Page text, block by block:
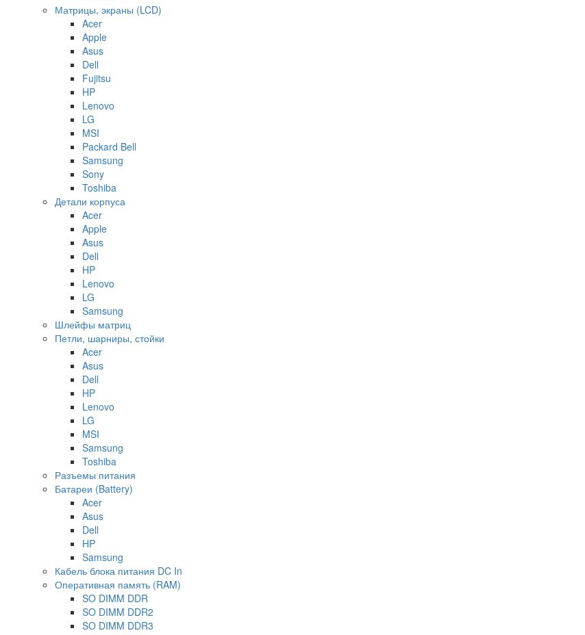
Матрицы, экраны (LCD)
Acer
Apple
Asus
Dell
Fujitsu
HP
Lenovo
LG
MSI
Packard Bell
Samsung
Sony
Toshiba
Детали корпуса
Acer
Apple
Asus
Dell
HP
Lenovo
LG
Samsung
Шлейфы матриц
Петли, шарниры, стойки
Acer
Asus
Dell
HP
Lenovo
LG
MSI
Samsung
Toshiba
Разъемы питания
Батареи (Battery)
Acer
Asus
Dell
HP
Samsung
Кабель блока питания DC In
Оперативная память (RAM)
SO DIMM DDR
SO DIMM DDR2
SO DIMM DDR3